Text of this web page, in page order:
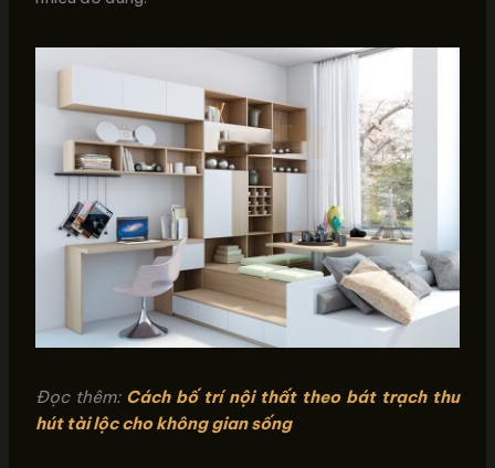
Đọc thêm: Cách bố trí nội thất theo bát trạch thu
hút tài lộc cho không gian sống